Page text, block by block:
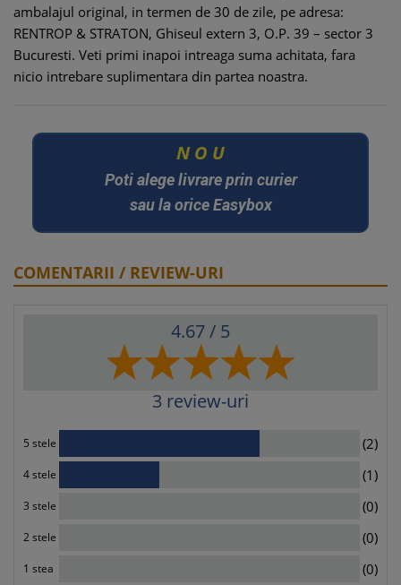
ambalajul original, in termen de 30 de zile, pe adresa:
RENTROP & STRATON, Ghiseul extern 3, O.P. 39 – sector 3
Bucuresti. Veti primi inapoi intreaga suma achitata, fara
nicio intrebare suplimentara din partea noastra.
N O U
Poti alege livrare prin curier
sau la orice Easybox
COMENTARII / REVIEW-URI
4.67/ 5
3 review-uri
5 stele (2)
4 stele (1)
3 stele (0)
2 stele (0)
1 stea (0)